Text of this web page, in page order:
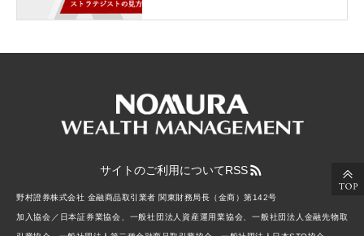
サイトのご利用についてRSS
野村證券株式会社 金融商品取引業者 関東財務局長（金商）第142号
加入協会／日本証券業協会、一般社団法人資産運用業協会、一般社団法人金融先物取